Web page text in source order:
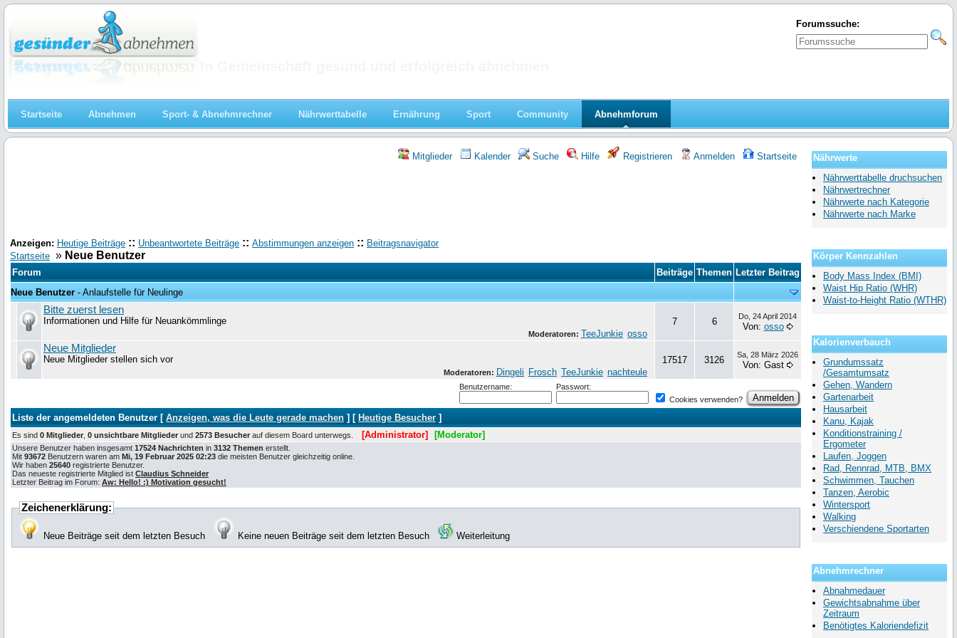
Forumssuche:
Startseite Abnehmen Sport- & Abnehmrechner Nährwerttabelle Ernährung Sport Community Abnehmforum
Mitglieder Kalender Suche Hilfe Registrieren Anmelden Startseite
Anzeigen: Heutige Beiträge :: Unbeantwortete Beiträge :: Abstimmungen anzeigen :: Beitragsnavigator
Startseite » Neue Benutzer
Forum Beiträge Themen Letzter Beitrag
Neue Benutzer - Anlaufstelle für Neulinge
Bitte zuerst lesen
Informationen und Hilfe für Neuankömmlinge
Moderatoren: TeeJunkie osso
7 6 Do, 24 April 2014
Von: osso
Neue Mitglieder
Neue Mitglieder stellen sich vor
Moderatoren: Dingeli Frosch TeeJunkie nachteule
17517 3126 Sa, 28 März 2026
Von: Gast
Benutzername:
Passwort:
Cookies verwenden?
Liste der angemeldeten Benutzer [ Anzeigen, was die Leute gerade machen ] [ Heutige Besucher ]
Es sind 0 Mitglieder 0 unsichtbare Mitglieder und 2573 Besucher auf diesem Board unterwegs. [Administrator] [Moderator]
Unsere Benutzer haben insgesamt 17524 Nachrichten in 3132 Themen erstellt.
Mit 93672 Benutzern waren am Mi, 19 Februar 2025 02:23 die meisten Benutzer gleichzeitig online.
Wir haben 25640 registrierte Benutzer.
Das neueste registrierte Mitglied ist Claudius Schneider
Letzter Beitrag im Forum: Aw: Hello! :) Motivation gesucht!
Zeichenerklärung:
Neue Beiträge seit dem letzten Besuch Keine neuen Beiträge seit dem letzten Besuch Weiterleitung
Nährwerte
Nährwerttabelle druchsuchen
Nährwertrechner
Nährwerte nach Kategorie
Nährwerte nach Marke
Körper Kennzahlen
Body Mass Index (BMI)
Waist Hip Ratio (WHR)
Waist-to-Height Ratio (WTHR)
Kalorienverbauch
Grundumssatz
/Gesamtumsatz
Gehen, Wandern
Gartenarbeit
Hausarbeit
Kanu, Kajak
Konditionstraining /
Ergometer
Laufen, Joggen
Rad, Rennrad, MTB, BMX
Schwimmen, Tauchen
Tanzen, Aerobic
Wintersport
Walking
Verschiendene Sportarten
Abnehmrechner
Abnahmedauer
Gewichtsabnahme über
Zeitraum
Benötigtes Kaloriendefizit